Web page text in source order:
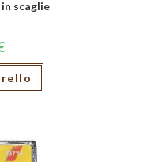
scaglie